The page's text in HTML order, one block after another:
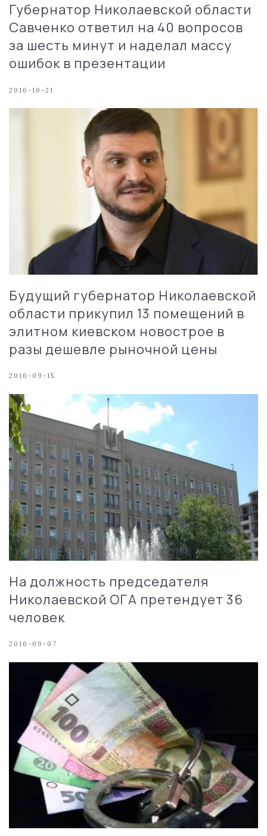
Губернатор Николаевской области
Савченко ответил на 40 вопросов
за шесть минут и наделал массу
ошибок в презентации
2016-10-21
Будущий губернатор Николаевской
области прикупил 13 помещений в
элитном киевском новострое в
разы дешевле рыночной цены
2016-09-15
На должность председателя
Николаевской ОГА претендует 36
человек
2016-09-07